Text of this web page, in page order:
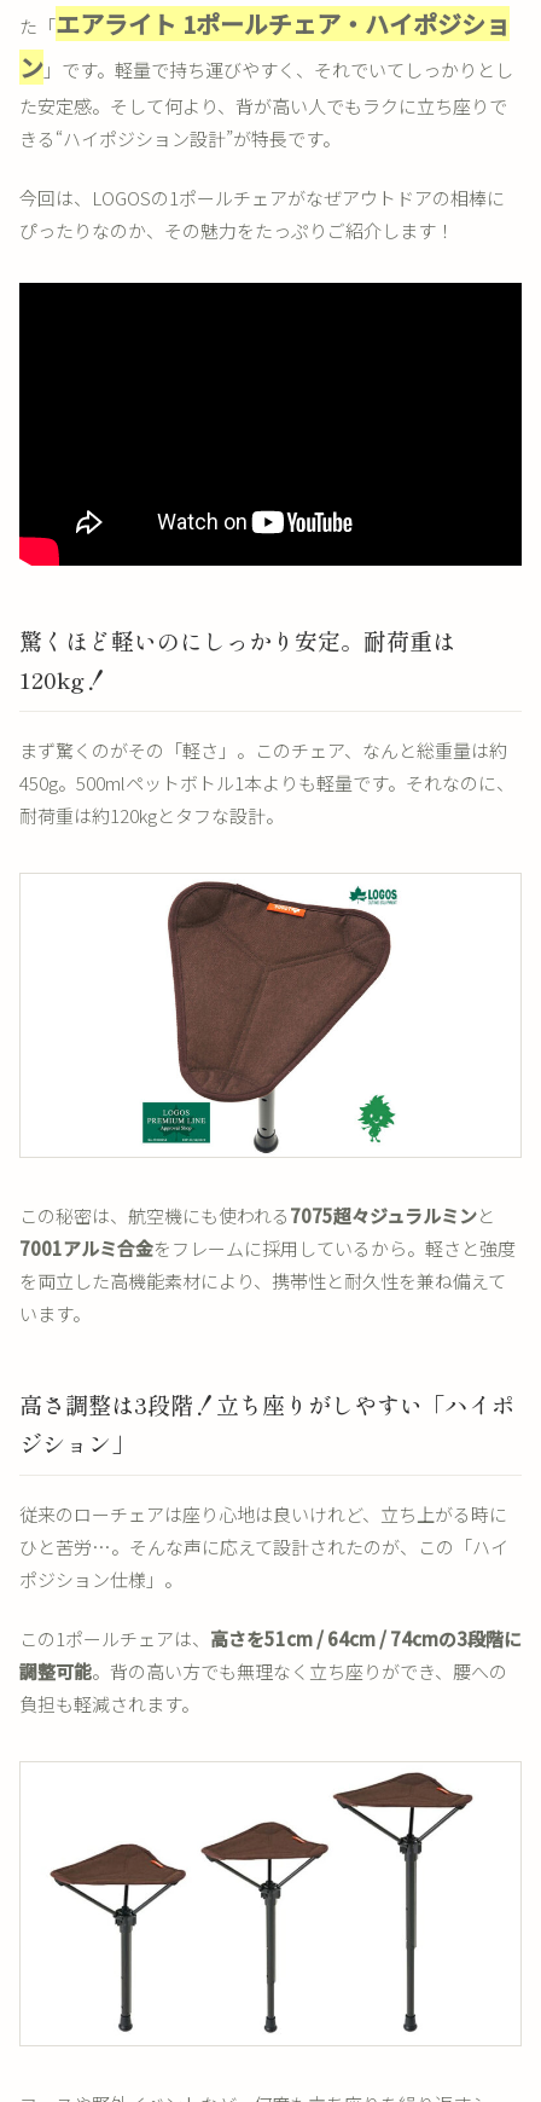
た「エアライト 1ポールチェア・ハイポジショ
ン」です。軽量で持ち運びやすく、それでいてしっかりとし
た安定感。そして何より、背が高い人でもラクに立ち座りで
きる“ハイポジション設計”が特長です。
今回は、LOGOSの1ポールチェアがなぜアウトドアの相棒に
ぴったりなのか、その魅力をたっぷりご紹介します！
驚くほど軽いのにしっかり安定。耐荷重は
120kg！
まず驚くのがその「軽さ」。このチェア、なんと総重量は約
450g。500mlペットボトル1本よりも軽量です。それなのに、
耐荷重は約120kgとタフな設計。
この秘密は、航空機にも使われる7075超々ジュラルミンと
7001アルミ合金をフレームに採用しているから。軽さと強度
を両立した高機能素材により、携帯性と耐久性を兼ね備えて
います。
高さ調整は3段階！立ち座りがしやすい「ハイポ
ジション」
従来のローチェアは座り心地は良いけれど、立ち上がる時に
ひと苦労…。そんな声に応えて設計されたのが、この「ハイ
ポジション仕様」。
この1ポールチェアは、 高さを51cm / 64cm / 74cmの3段階に
調整可能。背の高い方でも無理なく立ち座りができ、腰への
負担も軽減されます。